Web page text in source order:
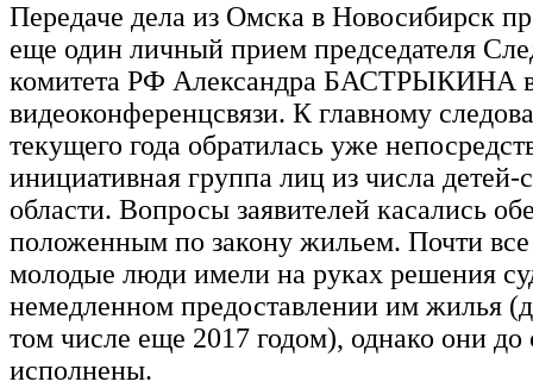
Передаче дела из Омска в Новосибирск
еще один личный прием председателя
комитета РФ Александра БАСТРЫКИНА
видеоконференцсвязи. К главному
текущего года обратилась уже
инициативная группа лиц из числа
области. Вопросы заявителей касались
положенным по закону жильем. Почти
молодые люди имели на руках решения
немедленном предоставлении им жилья
том числе еще 2017 годом), однако они до
исполнены.